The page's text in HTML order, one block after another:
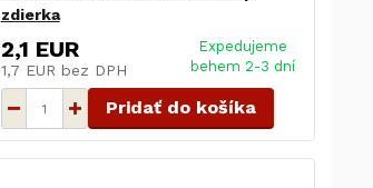
zdierka
2,1 EUR
1,7 EUR bez DPH
Expedujeme
behem 2-3 dní
Pridať do košíka